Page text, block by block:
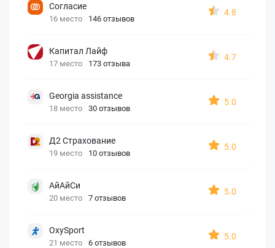
Согласие
16 место 146 отзывов
4.8
Капитал Лайф
17 место 173 отзыва
4.7
Georgia assistance
18 место 30 отзывов
5.0
Д2 Страхование
19 место 10 отзывов
5.0
АйАйСи
20 место 7 отзывов
5.0
OxySport
21 место 6 отзывов
5.0